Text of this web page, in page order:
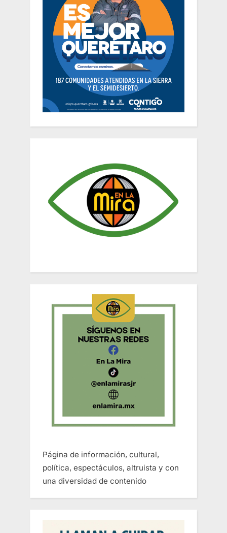
Página de información, cultural,
política, espectáculos, altruista y con
una diversidad de contenido